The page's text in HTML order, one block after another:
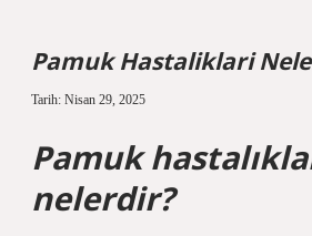
Pamuk Hastaliklari
Tarih: Nisan 29, 2025
Pamuk
nelerdir?